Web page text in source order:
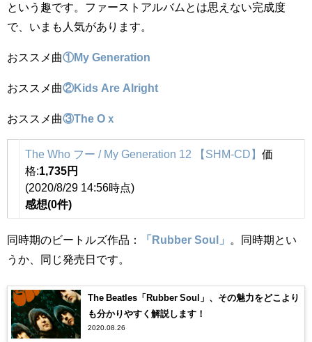
という趣です。ファーストアルバムとは思えない完成度
で、いまも人気があります。
おススメ曲①My Generation
おススメ曲②Kids Are Alright
おススメ曲③The Oｘ
The Who フー / My Generation 12 【SHM-CD】 価
格:1,735円
(2020/8/29 14:56時点)
感想(0件)
同時期のビートルズ作品： 「Rubber Soul」
。同時期とい
うか、同じ発売日です。
The Beatles「Rubber Soul」、その魅力をどこより
も分かりやすく解説します！
2020.08.26